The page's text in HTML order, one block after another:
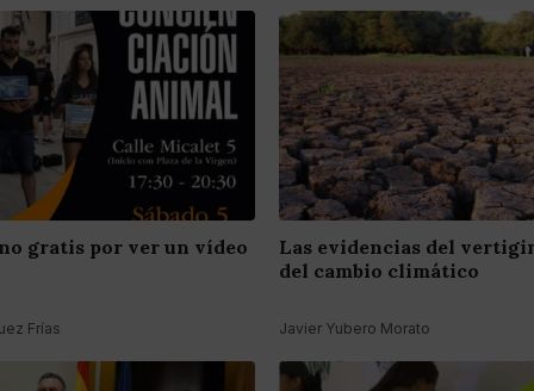
gratis por ver un vídeo
Frías
Las evidencias del
del cambio climático
Javier Yubero Morato